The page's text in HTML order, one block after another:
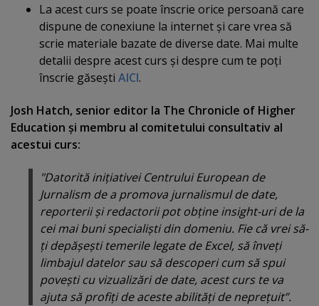
La acest curs se poate înscrie orice persoană care
dispune de conexiune la internet şi care vrea să
scrie materiale bazate de diverse date. Mai multe
detalii despre acest curs şi despre cum te poţi
înscrie găseşti AICI.
Josh Hatch, senior editor la The Chronicle of Higher
Education şi membru al comitetului consultativ al
acestui curs:
"Datorită iniţiativei Centrului European de
Jurnalism de a promova jurnalismul de date,
reporterii şi redactorii pot obţine insight-uri de la
cei mai buni specialişti din domeniu. Fie că vrei să-
ţi depăşeşti temerile legate de Excel, să înveţi
limbajul datelor sau să descoperi cum să spui
poveşti cu vizualizări de date, acest curs te va
ajuta să profiţi de aceste abilităţi de nepreţuit”.